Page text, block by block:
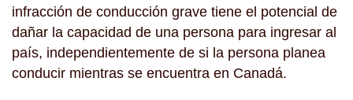
infracción de conducción grave tiene el potencial de
dañar la capacidad de una persona para ingresar al
país, independientemente de si la persona planea
conducir mientras se encuentra en Canadá.